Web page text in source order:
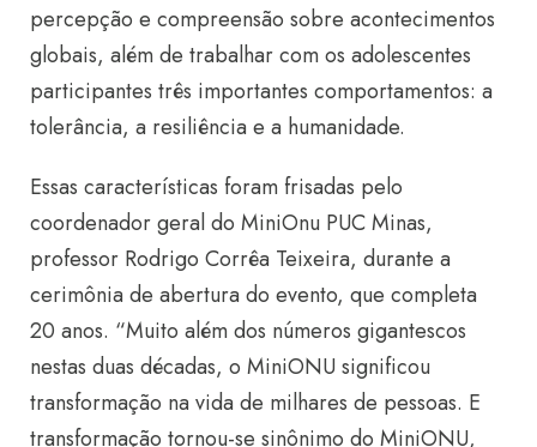
percepção e compreensão sobre acontecimentos
globais, além de trabalhar com os adolescentes
participantes três importantes comportamentos: a
tolerância, a resiliência e a humanidade.
Essas características foram frisadas pelo
coordenador geral do MiniOnu PUC Minas,
professor Rodrigo Corrêa Teixeira, durante a
cerimônia de abertura do evento, que completa
20 anos. “Muito além dos números gigantescos
nestas duas décadas, o MiniONU significou
transformação na vida de milhares de pessoas. E
transformação tornou-se sinônimo do MiniONU,